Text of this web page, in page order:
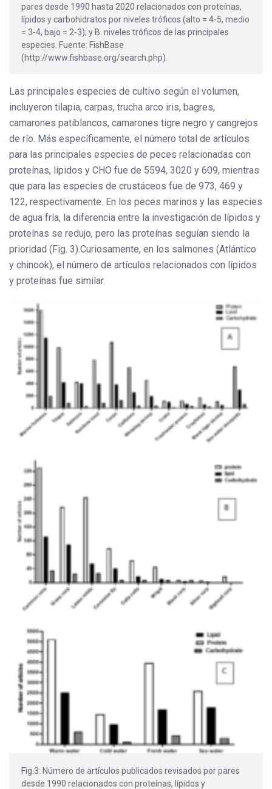
pares desde 1990 hasta 2020 relacionados con proteínas,
lípidos y carbohidratos por niveles tróficos (alto = 4-5, medio
= 3-4, bajo = 2-3); y B. niveles tróficos de las principales
especies. Fuente: FishBase
(http://www.fishbase.org/search.php).
Las principales especies de cultivo según el volumen,
incluyeron tilapia, carpas, trucha arco iris, bagres,
camarones patiblancos, camarones tigre negro y cangrejos
de río. Más específicamente, el número total de artículos
para las principales especies de peces relacionadas con
proteínas, lípidos y CHO fue de 5594, 3020 y 609, mientras
que para las especies de crustáceos fue de 973, 469 y
122, respectivamente. En los peces marinos y las especies
de agua fría, la diferencia entre la investigación de lípidos y
proteínas se redujo, pero las proteínas seguían siendo la
prioridad (Fig. 3).Curiosamente, en los salmones (Atlántico
y chinook), el número de artículos relacionados con lípidos
y proteínas fue similar.
Fig.3: Número de artículos publicados revisados por pares
desde 1990 relacionados con proteínas, lípidos y